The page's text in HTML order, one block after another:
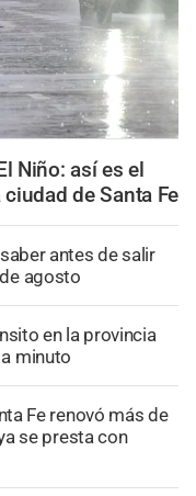
Niño: así es el
de Santa Fe
antes de salir
agosto
en la provincia
minuto
Fe renovó más de
se presta con